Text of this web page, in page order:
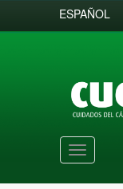
ESPAÑOL
Toggle
navigation